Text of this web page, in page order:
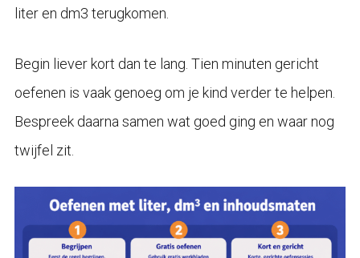
liter en dm3 terugkomen.
Begin liever kort dan te lang. Tien minuten gericht
oefenen is vaak genoeg om je kind verder te helpen.
Bespreek daarna samen wat goed ging en waar nog
twijfel zit.